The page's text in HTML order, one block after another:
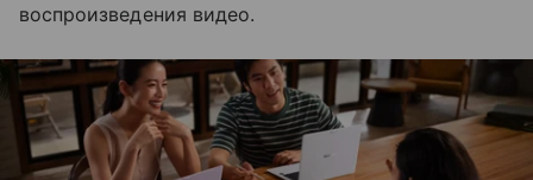
воспроизведения видео.